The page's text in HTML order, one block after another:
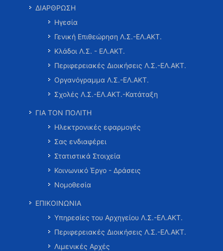
ΔΙΑΡΘΡΩΣΗ
Ηγεσία
Γενική Επιθεώρηση Λ.Σ.-ΕΛ.ΑΚΤ.
Κλάδοι Λ.Σ. - ΕΛ.ΑΚΤ.
Περιφερειακές Διοικήσεις Λ.Σ.-ΕΛ.ΑΚΤ.
Οργανόγραμμα Λ.Σ.-ΕΛ.ΑΚΤ.
Σχολές Λ.Σ.-ΕΛ.ΑΚΤ.-Κατάταξη
ΓΙΑ ΤΟΝ ΠΟΛΙΤΗ
Ηλεκτρονικές εφαρμογές
Σας ενδιαφέρει
Στατιστικά Στοιχεία
Κοινωνικό Έργο - Δράσεις
Νομοθεσία
ΕΠΙΚΟΙΝΩΝΙΑ
Υπηρεσίες του Αρχηγείου Λ.Σ.-ΕΛ.ΑΚΤ.
Περιφερειακές Διοικήσεις Λ.Σ.-ΕΛ.ΑΚΤ.
Λιμενικές Αρχές